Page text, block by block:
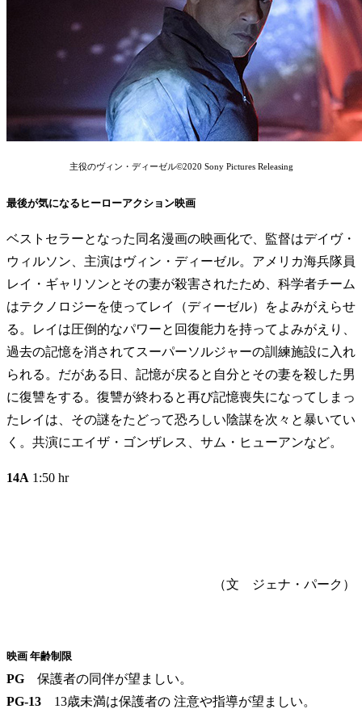
主役のヴィン・ディーゼル©2020 Sony Pictures Releasing
最後が気になるヒーローアクション映画
ベストセラーとなった同名漫画の映画化で、監督はデイヴ・
ウィルソン、主演はヴィン・ディーゼル。アメリカ海兵隊員
レイ・ギャリソンとその妻が殺害されたため、科学者チーム
はテクノロジーを使ってレイ（ディーゼル）をよみがえらせ
る。レイは圧倒的なパワーと回復能力を持ってよみがえり、
過去の記憶を消されてスーパーソルジャーの訓練施設に入れ
られる。だがある日、記憶が戻ると自分とその妻を殺した男
に復讐をする。復讐が終わると再び記憶喪失になってしまっ
たレイは、その謎をたどって恐ろしい陰謀を次々と暴いてい
く。共演にエイザ・ゴンザレス、サム・ヒューアンなど。
14A 1:50 hr
（文 ジェナ・パーク）
映画 年齢制限
PG 保護者の同伴が望ましい。
PG-13 13歳未満は保護者の 注意や指導が望ましい。